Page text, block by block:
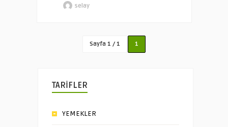
selay
Sayfa 1 / 1 1
TARİFLER
YEMEKLER